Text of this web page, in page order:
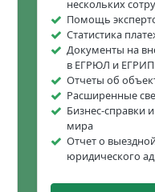
нескольких
Помощь
Статистика
Документы на
в ЕГРЮЛ и ЕГРИП
Отчеты об
Расширенные
Бизнес-справки
мира
Отчет о
юридического